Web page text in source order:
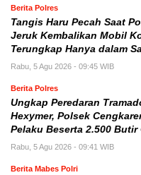
Berita Polres
Tangis Haru Pecah Saat
Jeruk Kembalikan Mobil
Terungkap Hanya dalam
Rabu, 5 Agu 2026 - 09:45 WIB
Berita Polres
Ungkap Peredaran
Hexymer, Polsek
Pelaku Beserta 2.500 Butir
Rabu, 5 Agu 2026 - 09:41 WIB
Berita Mabes Polri